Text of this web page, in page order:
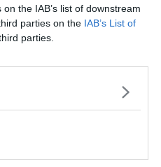
the IAB’s list of downstream
parties on the IAB’s List of
parties.
vilket som sagt var
annanstans i mitt liv har jag
biltillställning som jag var på
fittor och kukar. Jag är kär för